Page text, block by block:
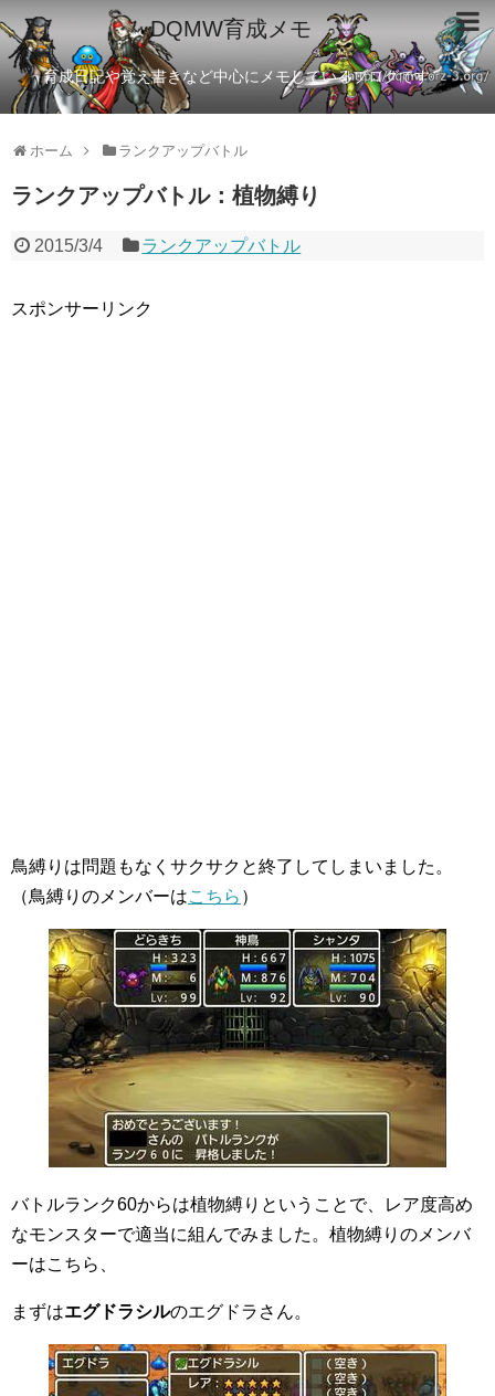
DQMW育成メモ
育成日記や覚え書きなど中心にメモしているブログです
ホーム ランクアップバトル
ランクアップバトル：植物縛り
2015/3/4 ランクアップバトル
スポンサーリンク
鳥縛りは問題もなくサクサクと終了してしまいました。
（鳥縛りのメンバーはこちら ）
バトルランク60からは植物縛りということで、レア度高め
なモンスターで適当に組んでみました。植物縛りのメンバ
ーはこちら、
まずはエグドラシルのエグドラさん。